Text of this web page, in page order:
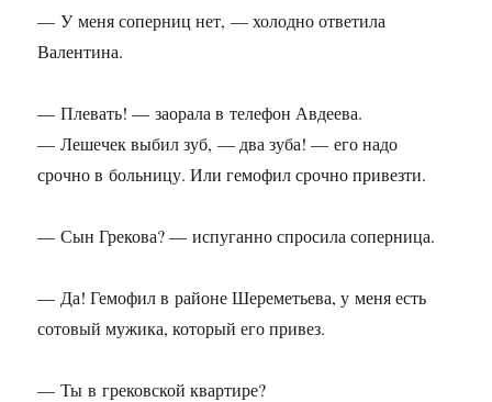
— У меня соперниц нет, — холодно ответила
Валентина.
— Плевать! — заорала в телефон Авдеева.
— Лешечек выбил зуб, — два зуба! — его надо
срочно в больницу. Или гемофил срочно привезти.
— Сын Грекова? — испуганно спросила соперница.
— Да! Гемофил в районе Шереметьева, у меня есть
сотовый мужика, который его привез.
— Ты в грековской квартире?